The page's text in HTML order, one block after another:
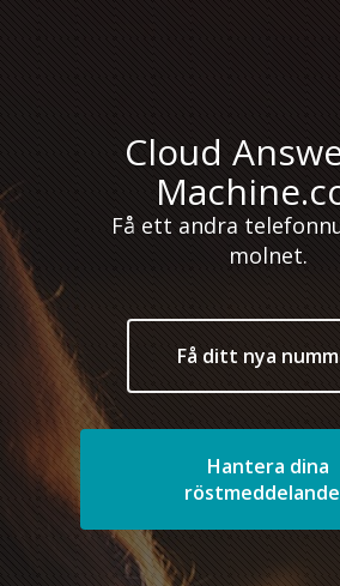
Cloud
Få ett andra
molnet.
Få ditt nya
Hantera dina